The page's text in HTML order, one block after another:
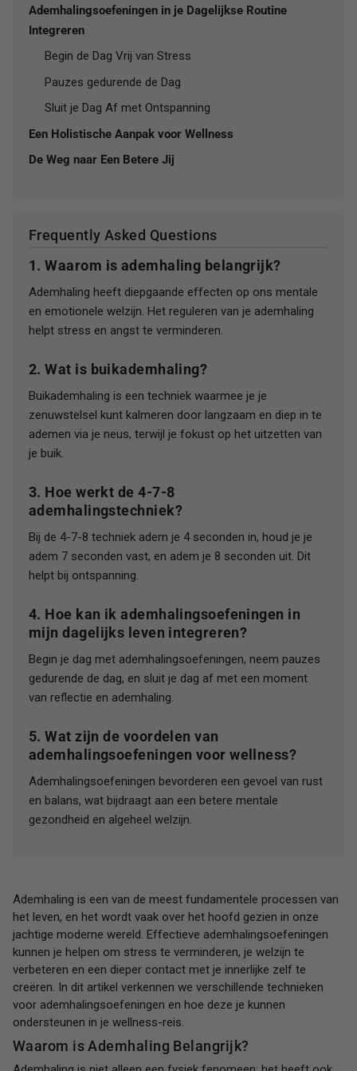
Ademhalingsoefeningen in je Dagelijkse Routine
Integreren
Begin de Dag Vrij van Stress
Pauzes gedurende de Dag
Sluit je Dag Af met Ontspanning
Een Holistische Aanpak voor Wellness
De Weg naar Een Betere Jij
Frequently Asked Questions
1. Waarom is ademhaling belangrijk?
Ademhaling heeft diepgaande effecten op ons mentale
en emotionele welzijn. Het reguleren van je ademhaling
helpt stress en angst te verminderen.
2. Wat is buikademhaling?
Buikademhaling is een techniek waarmee je je
zenuwstelsel kunt kalmeren door langzaam en diep in te
ademen via je neus, terwijl je fokust op het uitzetten van
je buik.
3. Hoe werkt de 4-7-8
ademhalingstechniek?
Bij de 4-7-8 techniek adem je 4 seconden in, houd je je
adem 7 seconden vast, en adem je 8 seconden uit. Dit
helpt bij ontspanning.
4. Hoe kan ik ademhalingsoefeningen in
mijn dagelijks leven integreren?
Begin je dag met ademhalingsoefeningen, neem pauzes
gedurende de dag, en sluit je dag af met een moment
van reflectie en ademhaling.
5. Wat zijn de voordelen van
ademhalingsoefeningen voor wellness?
Ademhalingsoefeningen bevorderen een gevoel van rust
en balans, wat bijdraagt aan een betere mentale
gezondheid en algeheel welzijn.
Ademhaling is een van de meest fundamentele processen van
het leven, en het wordt vaak over het hoofd gezien in onze
jachtige moderne wereld. Effectieve ademhalingsoefeningen
kunnen je helpen om stress te verminderen, je welzijn te
verbeteren en een dieper contact met je innerlijke zelf te
creëren. In dit artikel verkennen we verschillende technieken
voor ademhalingsoefeningen en hoe deze je kunnen
ondersteunen in je wellness-reis.
Waarom is Ademhaling Belangrijk?